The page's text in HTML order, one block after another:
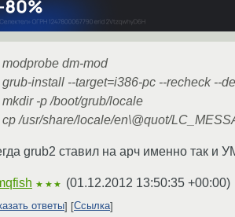
modprobe dm-mod
grub-install --target=i386-pc --recheck --
mkdir -p /boot/grub/locale
cp /usr/share/locale/en\@quot/
grub2 ставил на арч именно так и
★★★ (01.12.2012 13:50:35 +00:00)
ответы Ссылка